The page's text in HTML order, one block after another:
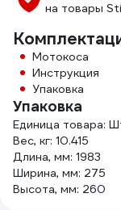
на товары
Мотокоса
Инструкция
Упаковка
Упаковка
Единица товара:
Вес, кг: 10.415
Длина, мм: 1983
Ширина, мм: 275
Высота, мм: 260